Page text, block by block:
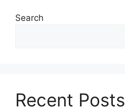
Search
Recent Posts